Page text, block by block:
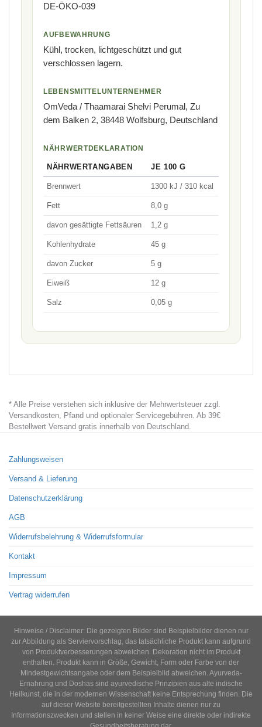
DE-ÖKO-039
AUFBEWAHRUNG
Kühl, trocken, lichtgeschützt und gut
verschlossen lagern.
LEBENSMITTELUNTERNEHMER
OmVeda / Thaamarai Shelvi Perumal, Zu
dem Balken 2, 38448 Wolfsburg, Deutschland
NÄHRWERTDEKLARATION
NÄHRWERTANGABEN JE 100 G
Brennwert 1300 kJ / 310 kcal
Fett 8,0 g
davon gesättigte Fettsäuren 1,2 g
Kohlenhydrate 45 g
davon Zucker 5 g
Eiweiß 12 g
Salz 0,05 g
* Alle Preise verstehen sich inklusive der Mehrwertsteuer zzgl.
Versandkosten, Pfand und optionaler Servicegebühren. Ab 39€
Bestellwert Versand gratis innerhalb von Deutschland.
Zahlungsweisen
Versand & Lieferung
Datenschutzerklärung
AGB
Widerrufsbelehrung & Widerrufsformular
Kontakt
Impressum
Vertrag widerrufen
Hinweise / Disclaimer: Die gezeigten Bilder sind Beispielbilder dienen nur
zur Abbildung als Serviervorschlag, das tatsächliche Produkt kann aufgrund
von Produktverbesserungen abweichen. Dekoration nicht im Produkt
enthalten. Produkt kann in Größe, Gewicht, Form oder Farbe von der
Mindestgewichtsangabe oder dem Beispielbild abweichen. Ayurveda-
Ernährung und Doshas sind ayurvedische Prinzipien aus alte indische
Heilkunst, die in der modernen Wissenschaft keine Entsprechung finden. Die
auf dieser Website bereitgestellten Inhalte dienen nur zu
Informationszwecken und stellen in keiner Weise eine direkte oder indirekte